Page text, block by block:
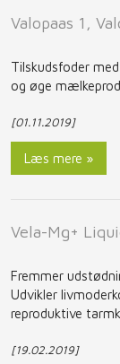
Valopaas 1,
Tilskudsfoder
og øge
[01.11.2019]
Læs mere »
Vela-Mg+
Fremmer
Udvikler
reproduktive
[19.02.2019]